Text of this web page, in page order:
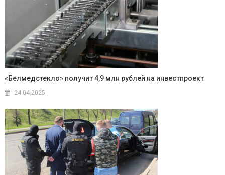
«Белмедстекло» получит 4,9 млн рублей на инвестпроект
24.04.2025